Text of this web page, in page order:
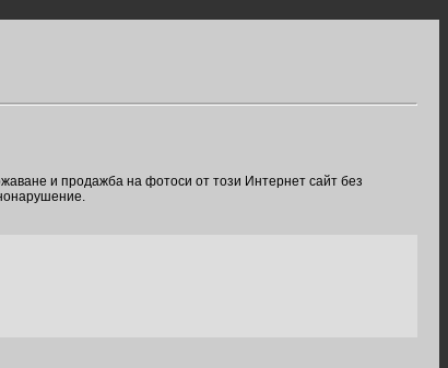
и продажба на фотоси от този Интернет сайт без